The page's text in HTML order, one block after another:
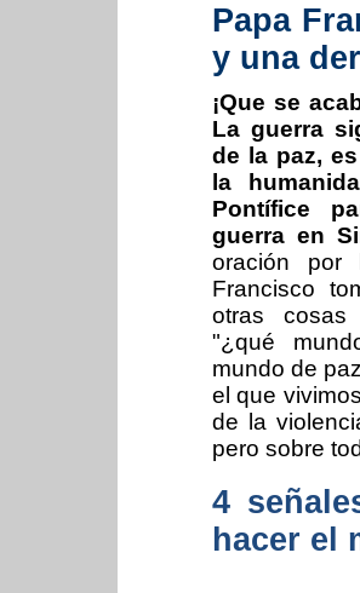
Papa
y una
¡Que se
La guerra
de la paz,
la
Pontífice
guerra en
oración
Francisco
otras cosas
"¿qué
mundo de
el que
de la
pero sobre
4
hacer el